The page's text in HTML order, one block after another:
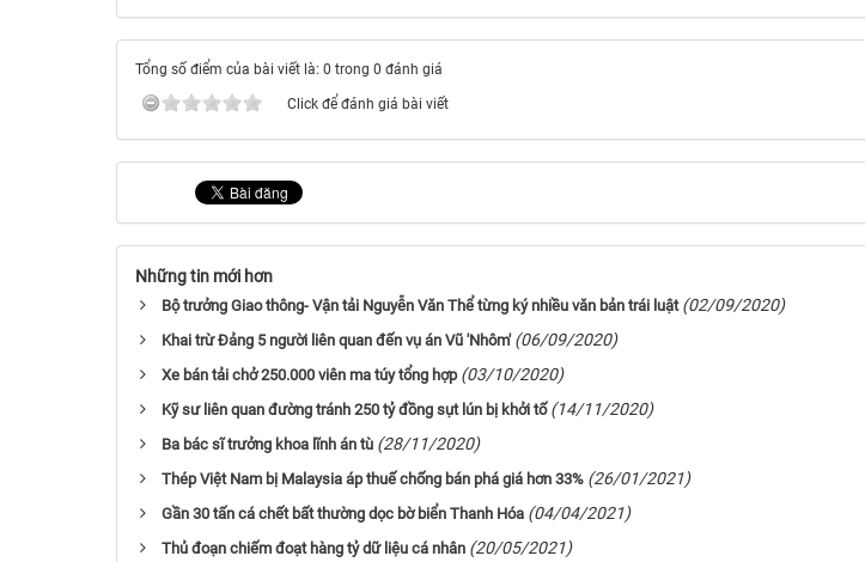
Tổng số điểm của bài viết là: 0 trong 0 đánh giá
Click để đánh giá bài viết
Những tin mới hơn
Bộ trưởng Giao thông- Vận tải Nguyễn Văn Thể từng ký nhiều văn bản trái luật (02/09/2020)
Khai trừ Đảng 5 người liên quan đến vụ án Vũ 'Nhôm' (06/09/2020)
Xe bán tải chở 250.000 viên ma túy tổng hợp (03/10/2020)
Kỹ sư liên quan đường tránh 250 tỷ đồng sụt lún bị khởi tố (14/11/2020)
Ba bác sĩ trưởng khoa lĩnh án tù (28/11/2020)
Thép Việt Nam bị Malaysia áp thuế chống bán phá giá hơn 33% (26/01/2021)
Gần 30 tấn cá chết bất thường dọc bờ biển Thanh Hóa (04/04/2021)
Thủ đoạn chiếm đoạt hàng tỷ dữ liệu cá nhân (20/05/2021)